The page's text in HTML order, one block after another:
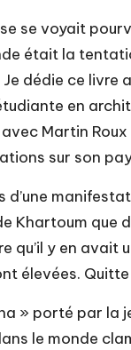
se voyait
était la
Je dédie ce
en
Martin
sur son
d’une
Khartoum que
qu’il y en
élevées.
» porté par la
le monde